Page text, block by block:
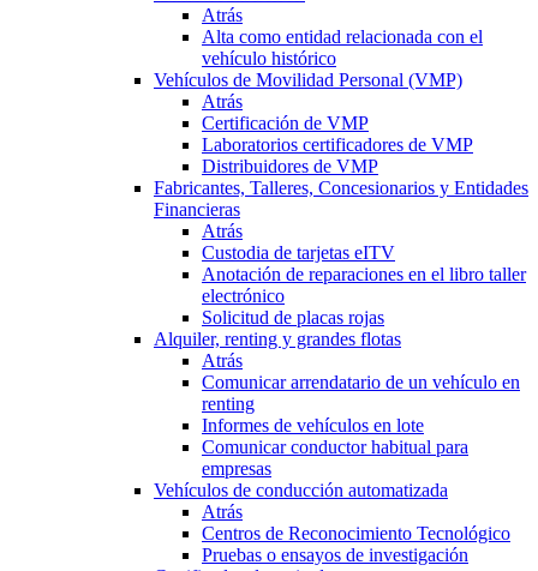
Atrás
Alta como entidad relacionada con el
vehículo histórico
Vehículos de Movilidad Personal (VMP)
Atrás
Certificación de VMP
Laboratorios certificadores de VMP
Distribuidores de VMP
Fabricantes, Talleres, Concesionarios y Entidades
Financieras
Atrás
Custodia de tarjetas eITV
Anotación de reparaciones en el libro taller
electrónico
Solicitud de placas rojas
Alquiler, renting y grandes flotas
Atrás
Comunicar arrendatario de un vehículo en
renting
Informes de vehículos en lote
Comunicar conductor habitual para
empresas
Vehículos de conducción automatizada
Atrás
Centros de Reconocimiento Tecnológico
Pruebas o ensayos de investigación